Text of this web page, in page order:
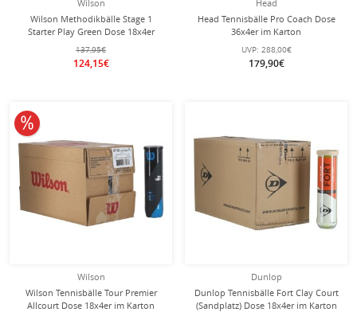
Wilson
Wilson Methodikbälle Stage 1
Starter Play Green Dose 18x4er
Karton
137,95€
124,15€
Head
Head Tennisbälle Pro Coach Dose
36x4er im Karton
UVP: 288,00€
179,90€
Wilson
Wilson Tennisbälle Tour Premier
Allcourt Dose 18x4er im Karton
10% reduziert
Dunlop
Dunlop Tennisbälle Fort Clay Court
(Sandplatz) Dose 18x4er im Karton